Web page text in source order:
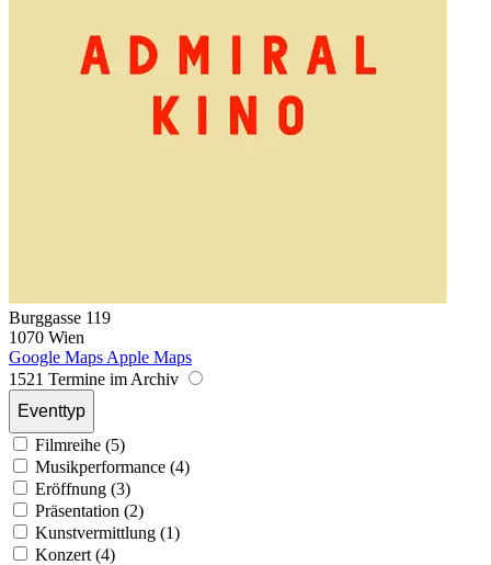
Burggasse 119
1070 Wien
Google Maps Apple Maps
1521 Termine im Archiv
Eventtyp
Filmreihe (5)
Musikperformance (4)
Eröffnung (3)
Präsentation (2)
Kunstvermittlung (1)
Konzert (4)